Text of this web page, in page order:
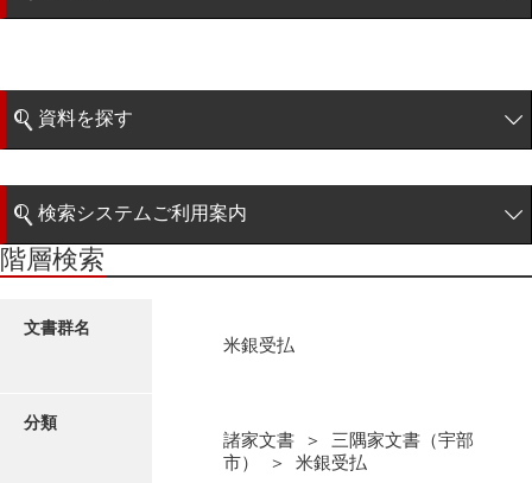
藩政文書
特定歴史公文書
諸家文書
資料を探す
階層検索
検索システムご利用案内
検索システムの利用について
更新履歴
階層検索
文書群名
米銀受払
分類
諸家文書 ＞ 三隅家文書（宇部
市） ＞ 米銀受払